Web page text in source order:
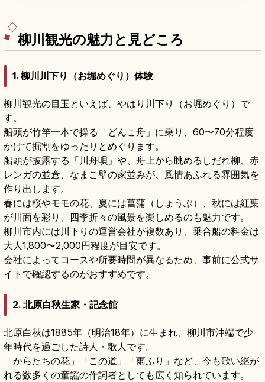
柳川観光の魅力と見どころ
1. 柳川川下り（お堀めぐり）体験
柳川観光の目玉といえば、やはり川下り（お堀めぐり）で
す。
船頭が竹竿一本で操る「どんこ舟」に乗り、60〜70分程度
かけて掘割をゆったりとめぐります。
船頭が披露する「川舟唄」や、舟上から眺めるしだれ柳、赤
レンガの並倉、なまこ壁の家並みが、風情あふれる雰囲気を
作り出します。
春には桜やモモの花、夏には菖蒲（しょうぶ）、秋には紅葉
が川面を彩り、四季折々の風景を楽しめるのも魅力です。
柳川市内には川下りの運営会社が複数あり、乗合船の料金は
大人1,800〜2,000円程度が目安です。
会社によってコースや所要時間が異なるため、事前に公式サ
イトで確認するのがおすすめです。
2. 北原白秋生家・記念館
北原白秋は1885年（明治18年）に生まれ、柳川市沖端で少
年時代を過ごした詩人・歌人です。
「からたちの花」「この道」「雨ふり」など、今も歌い継が
れる数多くの童謡の作詞者としても広く知られています。